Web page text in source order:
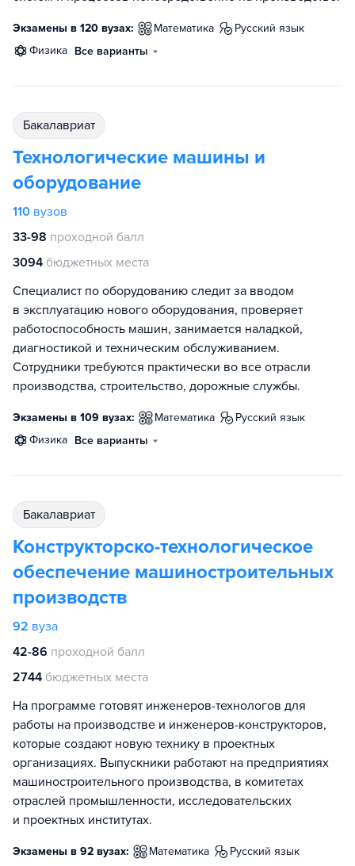
Экзамены в 120 вузах: математика
русский язык
физика Все варианты
бакалавриат
Технологические машины и
оборудование
110 вузов
33-98 проходной балл
3094 бюджетных места
Специалист по оборудованию следит за вводом
в эксплуатацию нового оборудования, проверяет
работоспособность машин, занимается наладкой,
диагностикой и техническим обслуживанием.
Сотрудники требуются практически во все отрасли
производства, строительство, дорожные службы.
Экзамены в 109 вузах: математика
русский язык
физика Все варианты
бакалавриат
Конструкторско-технологическое
обеспечение машиностроительных
производств
92 вуза
42-86 проходной балл
2744 бюджетных места
На программе готовят инженеров-технологов для
работы на производстве и инженеров-конструкторов,
которые создают новую технику в проектных
организациях. Выпускники работают на предприятиях
машиностроительного производства, в комитетах
отраслей промышленности, исследовательских
и проектных институтах.
Экзамены в 92 вузах: математика русский язык